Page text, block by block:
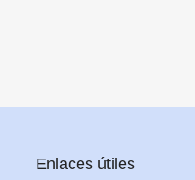
Enlaces útiles